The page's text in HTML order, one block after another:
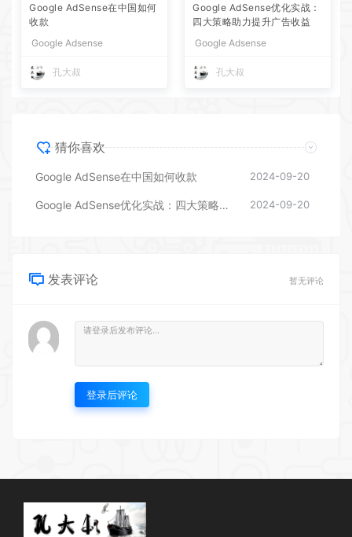
Google AdSense在中国如何
收款
Google Adsense
孔大叔
Google AdSense优化实战：
四大策略助力提升广告收益
Google Adsense
孔大叔
猜你喜欢
Google AdSense在中国如何收款 2024-09-20
Google AdSense优化实战：四大策略助力提升广告收益 2024-09-20
发表评论 暂无评论
登录后评论